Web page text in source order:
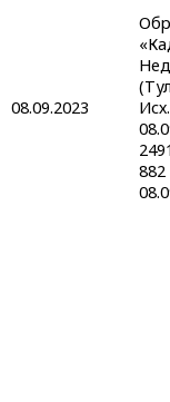
08.09.2023
882